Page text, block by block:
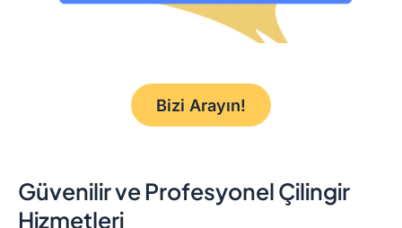
Bizi Arayın!
Güvenilir ve Profesyonel Çilingir
Hizmetleri